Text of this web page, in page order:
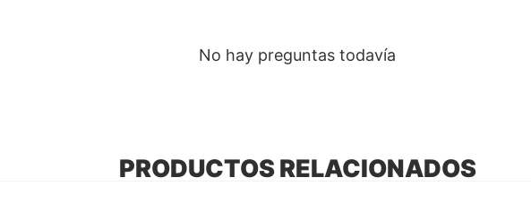
No hay preguntas todavía
PRODUCTOS RELACIONADOS